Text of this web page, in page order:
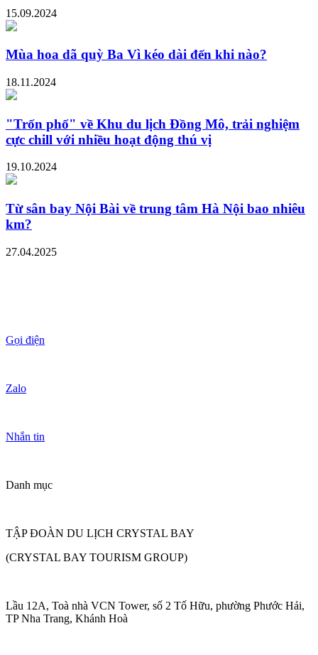
15.09.2024
Mùa hoa dã quỳ Ba Vì kéo dài đến khi nào?
18.11.2024
"Trốn phố" về Khu du lịch Đồng Mô, trải nghiệm
cực chill với nhiều hoạt động thú vị
19.10.2024
Từ sân bay Nội Bài về trung tâm Hà Nội bao nhiêu
km?
27.04.2025
Gọi điện
Zalo
Nhắn tin
Danh mục
TẬP ĐOÀN DU LỊCH CRYSTAL BAY
(CRYSTAL BAY TOURISM GROUP)
Lầu 12A, Toà nhà VCN Tower, số 2 Tố Hữu, phường Phước Hải,
TP Nha Trang, Khánh Hoà